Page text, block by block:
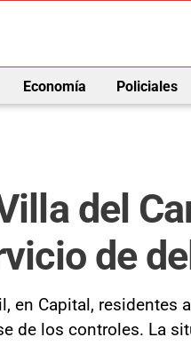
Economía Policiales
del
de
en Capital,
de los controles. La